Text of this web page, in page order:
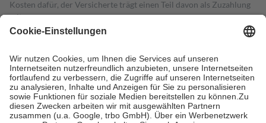
Kosten dafür, der Versicherte trägt einen Teil davon als Zuzahlung
mit.
Grundsätzlich leisten Mitglieder Zuzahlungen in Höhe von zehn
höchstens zehn Euro.
Es sind jedoch nie mehr als die tatsächlichen
Kosten der Leistung zu entrichten.
Diese Regeln gelten grundsätzlich auch für Online-Apotheken.
Bei Heilmitteln und häuslicher Krankenpflege beträgt die
Zuzahlung zehn Prozent der Kosten sowie zehn Euro je
Verordnung.